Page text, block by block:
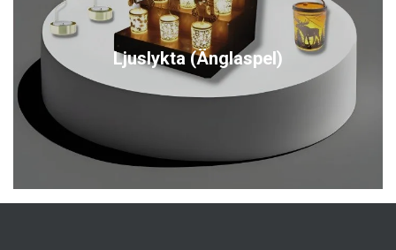
Ljuslykta (Änglaspel)